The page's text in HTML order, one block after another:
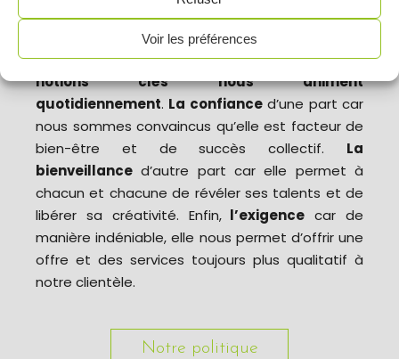
Voir les préférences
bouchers décide de se lancer dans l’aventure de
15 ans après cet esprit familial
reste au cœur de notre vision. Chez Hmarket,3
notions clés nous animent
quotidiennement. La confianced’une part car
nous sommes convaincus qu’elle est facteur de
bien-être et de succès collectif. La
bienveillance d’autre part car elle permet à
chacun et chacune de révéler ses talents et de
libérer sa créativité. Enfin,l’exigence car de
manière indéniable, elle nous permet d’offrir une
offre et des services toujours plus qualitatif à
notre clientèle.
Notre politique